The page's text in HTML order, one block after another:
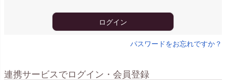
ログイン
パスワードをお忘れですか？
連携サービスでログイン・会員登録